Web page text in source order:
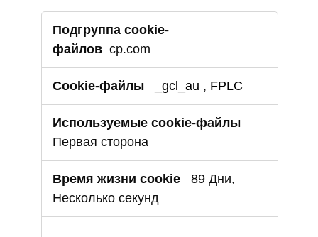
Cookie-
файлы
для
cp.com
_gcl_au , FPLC
Первая сторона
89 Дни,
Несколько секунд